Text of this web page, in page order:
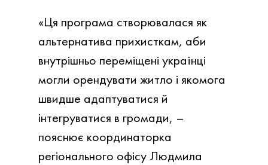
«Ця програма створювалася як
альтернатива прихисткам, аби
внутрішньо переміщені українці
могли орендувати житло і якомога
швидше адаптуватися й
інтегруватися в громади, –
пояснює координаторка
регіонального офісу Людмила